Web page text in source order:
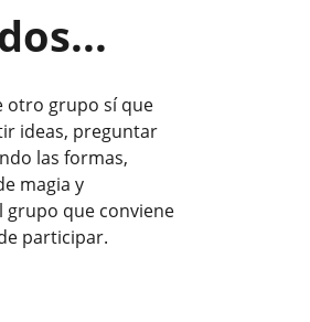
otro grupo sí que
ideas, preguntar
las formas,
magia y
grupo que conviene
participar.